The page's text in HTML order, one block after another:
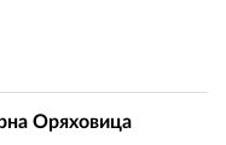
Оряховица